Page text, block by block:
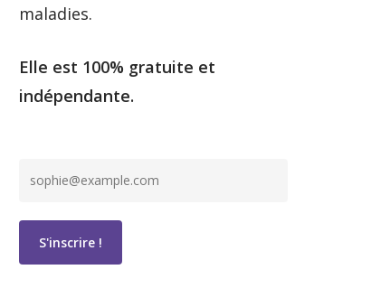
maladies.
Elle est 100% gratuite et
indépendante.